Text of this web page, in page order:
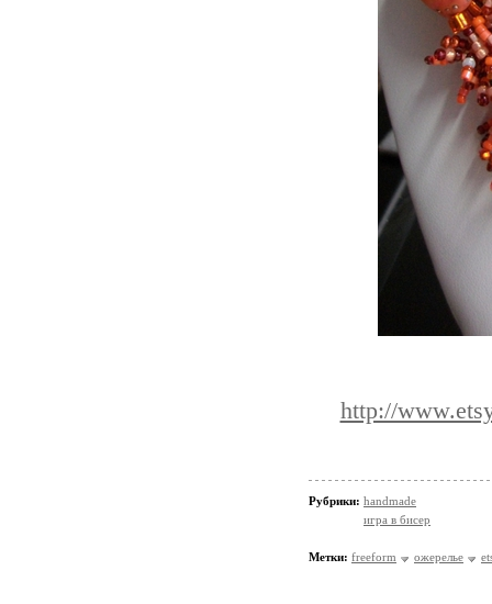
http://
Рубрики: handmade
игра в бисер
Метки: freeform ожерелье